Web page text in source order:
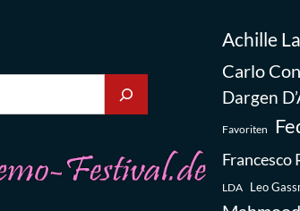
Achille
Carlo
Dargen
Favoriten
Francesco
LDA Leo